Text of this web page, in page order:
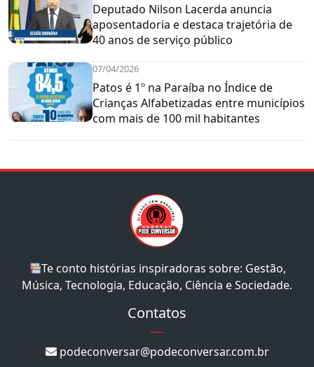
Deputado Nilson Lacerda anuncia
aposentadoria e destaca trajetória de
40 anos de serviço público
07/04/2026
Patos é 1º na Paraíba no Índice de
Crianças Alfabetizadas entre municípios
com mais de 100 mil habitantes
Te conto histórias inspiradoras sobre: Gestão,
Música, Tecnologia, Educação, Ciência e Sociedade.
Contatos
podeconversar@podeconversar.com.br